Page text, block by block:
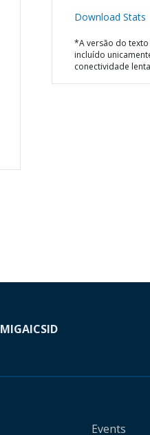
Download Stats
*A versão do texto
incluído
conectividade
MIGAICSID
Events